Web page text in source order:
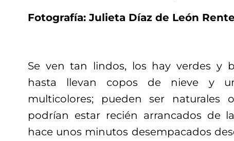
Fotografía: Julieta Díaz de León
Se ven tan lindos, los hay verdes y
hasta llevan copos de nieve y
multicolores; pueden ser naturales
podrían estar recién arrancados de
hace unos minutos desempacados